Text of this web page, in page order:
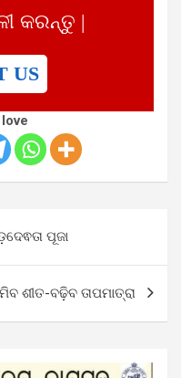
କରନ୍ତୁ |
US
ପୂଜା
ଶୀତ-ବଢ଼ିବ ତାପମାତ୍ରା